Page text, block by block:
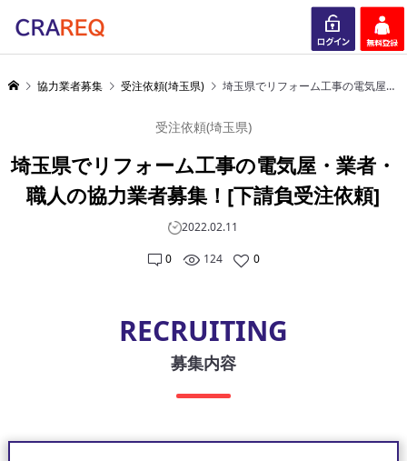
ログイン 会員登録
協力業者募集 受注依頼(埼玉県) 埼玉県でリフォーム工事の電気屋・業者・職人の協力業者募集！[下請負受注依頼]
受注依頼(埼玉県)
埼玉県でリフォーム工事の電気屋・業者・
職人の協力業者募集！[下請負受注依頼]
2022.02.11
0 124 0
RECRUITING
募集内容